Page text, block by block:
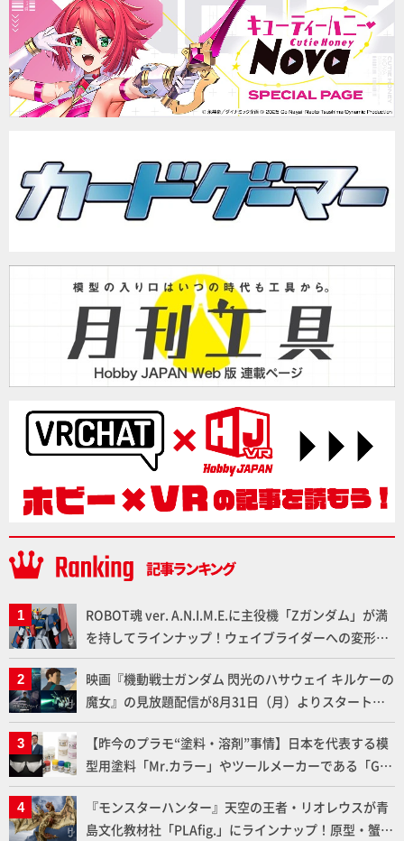
ROBOT魂 ver. A.N.I.M.E.に主役機「Zガンダム」が満
を持してラインナップ！ウェイブライダーへの変形、
劇中どおりのプロポーションを再現【機動戦士Zガン
ダム】
映画『機動戦士ガンダム 閃光のハサウェイ キルケーの
魔女』の見放題配信が8月31日（月）よりスタート！
Prime Videoで国内独占配信
【昨今のプラモ“塗料・溶剤”事情】日本を代表する模
型用塗料「Mr.カラー」やツールメーカーである「GSI
クレオス」が語るラッカー塗料の未来とは？
『モンスターハンター』天空の王者・リオレウスが青
島文化教材社「PLAfig.」にラインナップ！原型・蟹蟲